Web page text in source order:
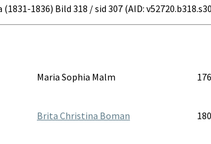
1836) Bild 318 / sid 307 (AID:
Maria Sophia Malm
Brita Christina Boman